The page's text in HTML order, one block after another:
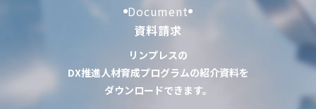
Document
資料請求
リンプレスの
DX推進人材育成プログラムの紹介資料を
ダウンロードできます。